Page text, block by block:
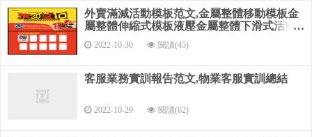
6. 參考文獻
列出主要理論依據和方法，以及有爭議的論據.
7. 附錄
在論文中只有局部使用或完全沒有使用，但又與論文有關
外賣滿減活動模板范文,金屬整體移動模板金
屬整體伸縮式模板液壓金屬整體下滑式活動
模板
2022-10-30 閱讀(45)
客服業務實訓報告范文,物業客服實訓總結
2022-10-29 閱讀(62)